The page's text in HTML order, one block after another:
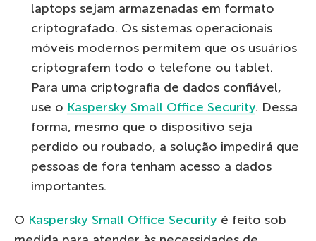
laptops sejam armazenadas em formato
criptografado. Os sistemas operacionais
móveis modernos permitem que os usuários
criptografem todo o telefone ou tablet.
Para uma criptografia de dados confiável,
use o Kaspersky Small Office Security. Dessa
forma, mesmo que o dispositivo seja
perdido ou roubado, a solução impedirá que
pessoas de fora tenham acesso a dados
importantes.
O Kaspersky Small Office Security é feito sob